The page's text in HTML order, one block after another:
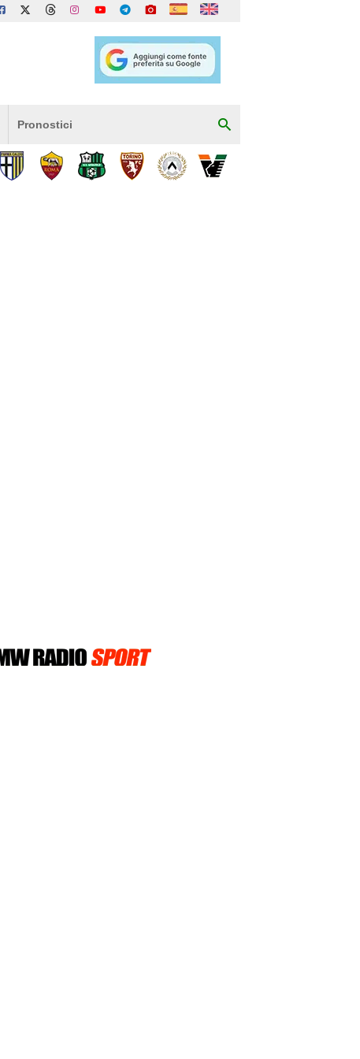
Pronostici